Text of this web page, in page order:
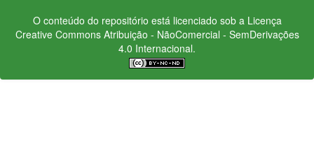
O conteúdo do repositório está licenciado sob a Licença
Creative CommonsAtribuição - NãoComercial - SemDerivações
4.0 Internacional.